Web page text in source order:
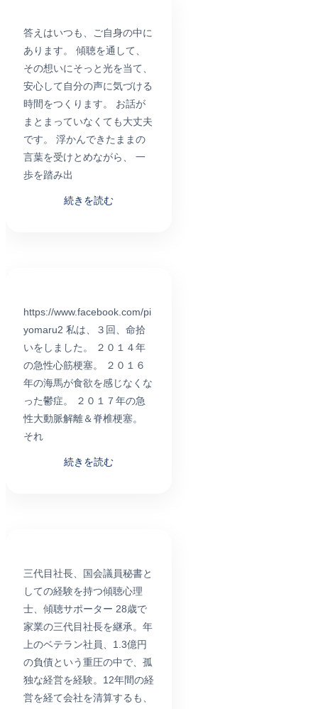
答えはいつも、ご自身の中に
あります。 傾聴を通して、
その想いにそっと光を当て、
安心して自分の声に気づける
時間をつくります。 お話が
まとまっていなくても大丈夫
です。 浮かんできたままの
言葉を受けとめながら、 一
歩を踏み出
続きを読む
https://www.facebook.com/pi
yomaru2 私は、３回、命拾
いをしました。 ２０１４年
の急性心筋梗塞。 ２０１６
年の海馬が食欲を感じなくな
った鬱症。 ２０１７年の急
性大動脈解離＆脊椎梗塞。
それ
続きを読む
三代目社長、国会議員秘書と
しての経験を持つ傾聴心理
士、傾聴サポーター 28歳で
家業の三代目社長を継承。年
上のベテラン社員、1.3億円
の負債という重圧の中で、孤
独な経営を経験。12年間の経
営を経て会社を清算するも、